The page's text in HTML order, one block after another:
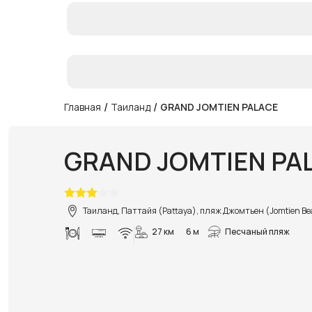
Главная / Таиланд / GRAND JOMTIEN PALACE
GRAND JOMTIEN
Таиланд, Паттайя (Pattaya), пляж Джомтьен (Jomtien
27 км
6 м Песчаный пляж